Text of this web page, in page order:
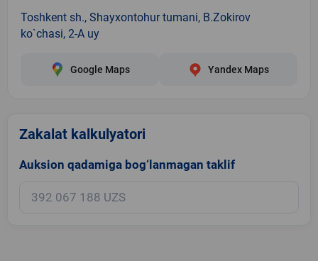
Toshkent sh., Shayxontohur tumani, B.Zokirov
ko`chasi, 2-A uy
Google Maps Yandex Maps
Zakalat kalkulyatori
Auksion qadamiga bog‘lanmagan taklif